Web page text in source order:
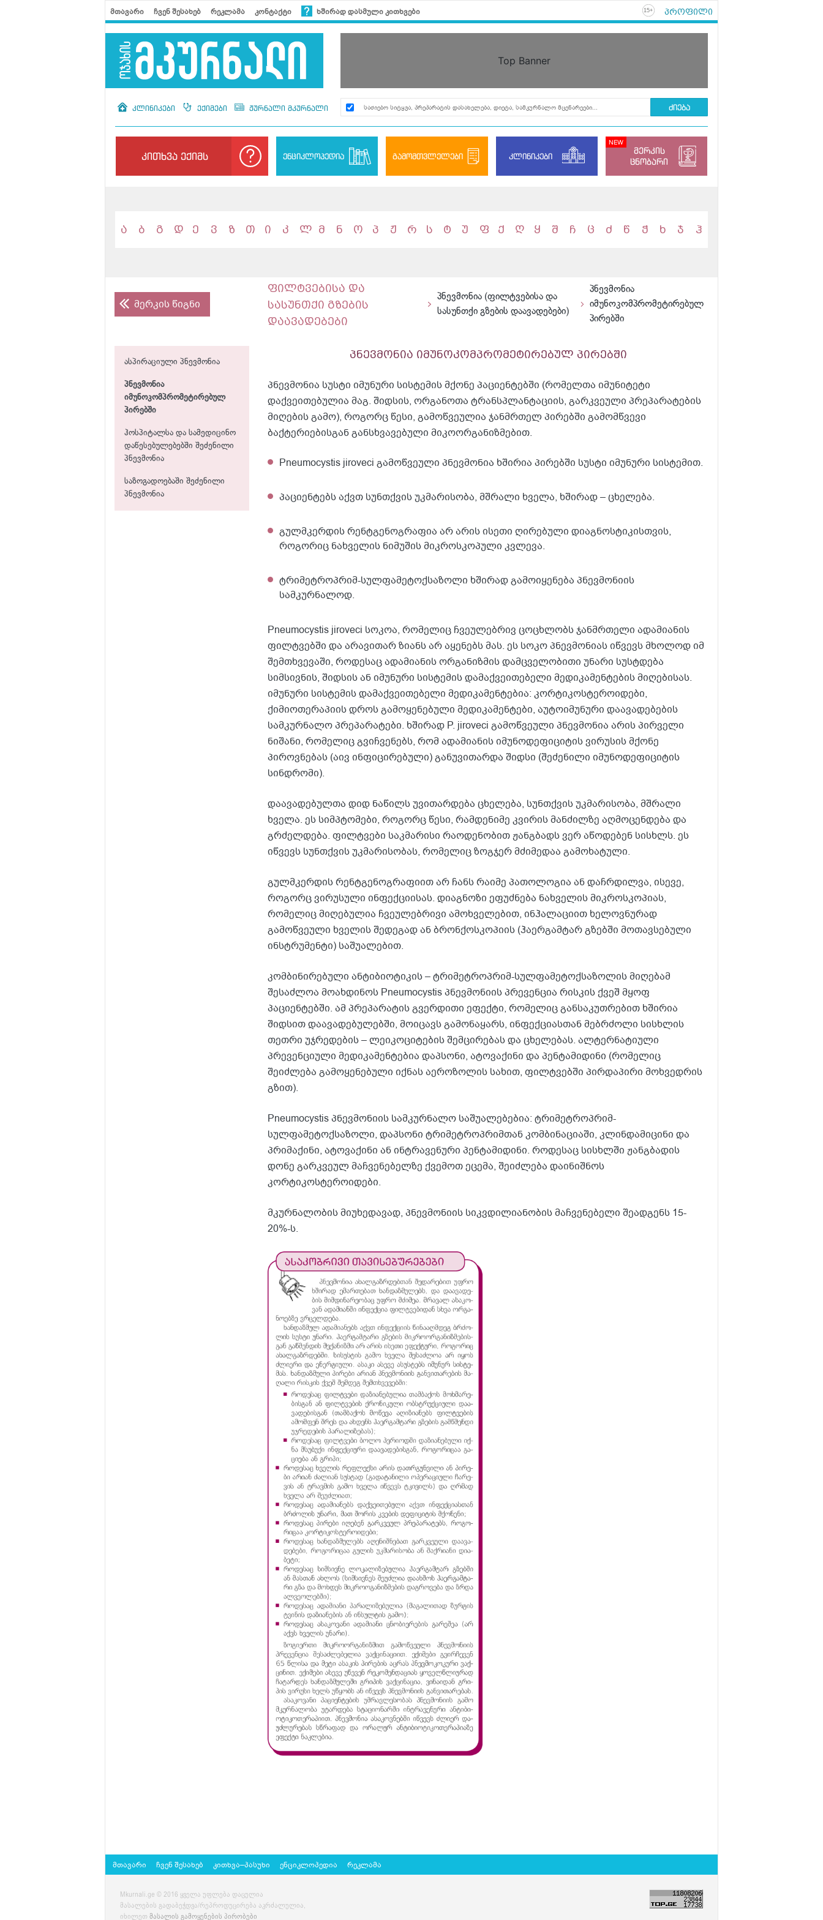
მთავარი ჩვენ შესახებ რეკლამა კონტაქტი ხშირად დასმული კითხვები 15+ პროფილი
Top Banner
კლინიკები ექიმები ჟურნალი მკურნალი
კითხვა ექიმს ენციკლოპედია გამომთვლელები კლინიკები
მერკის
ცნობარი
ა ბ გ დ ე ვ ზ თ ი კ ლ მ ნ ო პ ჟ რ ს ტ უ ფ ქ ღ ყ შ ჩ ც ძ წ ჭ ხ ჯ ჰ
მერკის წიგნი
ასპირაციული პნევმონია
პნევმონია
იმუნოკომპრომეტირებულ
პირებში
ჰოსპიტალსა და სამედიცინო
დაწესებულებებში შეძენილი
პნევმონია
საზოგადოებაში შეძენილი
პნევმონია
ფილტვებისა და
სასუნთქი გზების
დაავადებები
პნევმონია (ფილტვებისა და
სასუნთქი გზების დაავადებები)
პნევმონია
იმუნოკომპრომეტირებულ
პირებში
პნევმონია იმუნოკომპრომეტირებულ პირებში
პნევმონია სუსტი იმუნური სისტემის მქონე პაციენტებში (რომელთა იმუნიტეტი
დაქვეითებულია მაგ. შიდსის, ორგანოთა ტრანსპლანტაციის, გარკვეული პრეპარატების
მიღების გამო), როგორც წესი, გამოწვეულია ჯანმრთელ პირებში გამომწვევი
ბაქტერიებისგან განსხვავებული მიკოორგანიზმებით.
Pneumocystis jiroveci გამოწვეული პნევმონია ხშირია პირებში სუსტი იმუნური სისტემით.
პაციენტებს აქვთ სუნთქვის უკმარისობა, მშრალი ხველა, ხშირად – ცხელება.
გულმკერდის რენტგენოგრაფია არ არის ისეთი ღირებული დიაგნოსტიკისთვის,
როგორიც ნახველის ნიმუშის მიკროსკოპული კვლევა.
ტრიმეტროპრიმ-სულფამეტოქსაზოლი ხშირად გამოიყენება პნევმონიის
სამკურნალოდ.
Pneumocystis jiroveci სოკოა, რომელიც ჩვეულებრივ ცოცხლობს ჯანმრთელი ადამიანის
ფილტვებში და არავითარ ზიანს არ აყენებს მას. ეს სოკო პნევმონიას იწვევს მხოლოდ იმ
შემთხვევაში, როდესაც ადამიანის ორგანიზმის დამცველობითი უნარი სუსტდება
სიმსივნის, შიდსის ან იმუნური სისტემის დამაქვეითებელი მედიკამენტების მიღებისას.
იმუნური სისტემის დამაქვეითებელი მედიკამენტებია: კორტიკოსტეროიდები,
ქიმიოთერაპიის დროს გამოყენებული მედიკამენტები, აუტოიმუნური დაავადებების
სამკურნალო პრეპარატები. ხშირად P. jiroveci გამოწვეული პნევმონია არის პირველი
ნიშანი, რომელიც გვიჩვენებს, რომ ადამიანის იმუნოდეფიციტის ვირუსის მქონე
პიროვნებას (აივ ინფიცირებული) განუვითარდა შიდსი (შეძენილი იმუნოდეფიციტის
სინდრომი).
დაავადებულთა დიდ ნაწილს უვითარდება ცხელება, სუნთქვის უკმარისობა, მშრალი
ხველა. ეს სიმპტომები, როგორც წესი, რამდენიმე კვირის მანძილზე აღმოცენდება და
გრძელდება. ფილტვები საკმარისი რაოდენობით ჟანგბადს ვერ აწოდებენ სისხლს. ეს
იწვევს სუნთქვის უკმარისობას, რომელიც ზოგჯერ მძიმედაა გამოხატული.
გულმკერდის რენტგენოგრაფიით არ ჩანს რაიმე პათოლოგია ან დაჩრდილვა, ისევე,
როგორც ვირუსული ინფექციისას. დიაგნოზი ეფუძნება ნახველის მიკროსკოპიას,
რომელიც მიღებულია ჩვეულებრივი ამოხველებით, ინჰალაციით ხელოვნურად
გამოწვეული ხველის შედეგად ან ბრონქოსკოპიის (ჰაერგამტარ გზებში მოთავსებული
ინსტრუმენტი) საშუალებით.
კომბინირებული ანტიბიოტიკის – ტრიმეტროპრიმ-სულფამეტოქსაზოლის მიღებამ
შესაძლოა მოახდინოს Pneumocystis პნევმონიის პრევენცია რისკის ქვეშ მყოფ
პაციენტებში. ამ პრეპარატის გვერდითი ეფექტი, რომელიც განსაკუთრებით ხშირია
შიდსით დაავადებულებში, მოიცავს გამონაყარს, ინფექციასთან მებრძოლი სისხლის
თეთრი უჯრედების – ლეიკოციტების შემცირებას და ცხელებას. ალტერნატიული
პრევენციული მედიკამენტებია დაპსონი, ატოვაქინი და პენტამიდინი (რომელიც
შეიძლება გამოყენებული იქნას აეროზოლის სახით, ფილტვებში პირდაპირი მოხვედრის
გზით).
Pneumocystis პნევმონიის სამკურნალო საშუალებებია: ტრიმეტროპრიმ-
სულფამეტოქსაზოლი, დაპსონი ტრიმეტროპრიმთან კომბინაციაში, კლინდამიცინი და
პრიმაქინი, ატოვაქინი ან ინტრავენური პენტამიდინი. როდესაც სისხლში ჟანგბადის
დონე გარკვეულ მაჩვენებელზე ქვემოთ ეცემა, შეიძლება დაინიშნოს
კორტიკოსტეროიდები.
მკურნალობის მიუხედავად, პნევმონიის სიკვდილიანობის მაჩვენებელი შეადგენს 15-
20%-ს.
მთავარი ჩვენ შესახებ კითხვა–პასუხი ენციკლოპედია რეკლამა
Mkurnali.ge © 2016 ყველა უფლება დაცულია
მასალების გადაბეჭდვა/რეპროდუცირება აკრძალულია,
იხილეთ მასალის გამოყენების პირობები